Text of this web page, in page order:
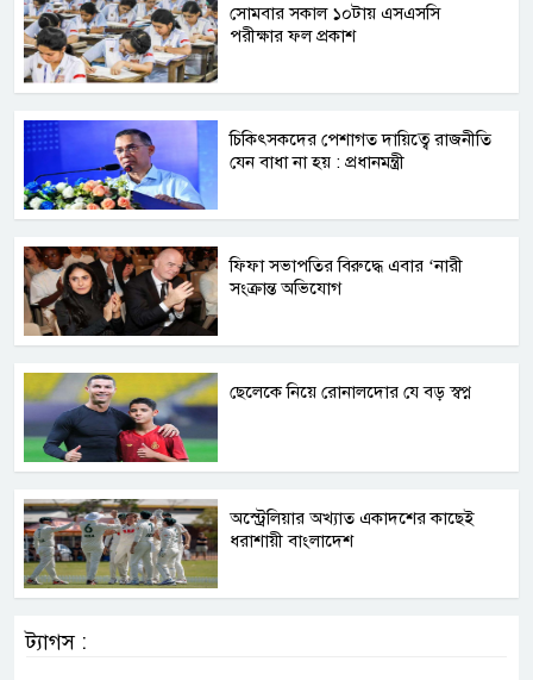
সোমবার সকাল ১০টায় এসএসসি
পরীক্ষার ফল প্রকাশ
চিকিৎসকদের পেশাগত দায়িত্বে রাজনীতি
যেন বাধা না হয় : প্রধানমন্ত্রী
ফিফা সভাপতির বিরুদ্ধে এবার ‘নারী
সংক্রান্ত অভিযোগ
ছেলেকে নিয়ে রোনালদোর যে বড় স্বপ্ন
অস্ট্রেলিয়ার অখ্যাত একাদশের কাছেই
ধরাশায়ী বাংলাদেশ
ট্যাগস :